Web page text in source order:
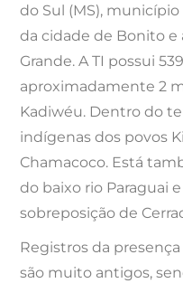
do Sul (MS),
da cidade de Bonito e
Grande. A TI possui
aproximadamente 2
Kadiwéu. Dentro do
indígenas dos povos
Chamacoco. Está
do baixo rio Paraguai
sobreposição de
Registros da
são muito antigos,